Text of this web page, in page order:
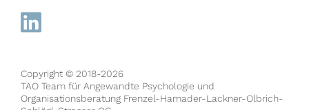
Copyright © 2018-2026
TAO Team für Angewandte Psychologie und
Organisationsberatung Frenzel-Hamader-Lackner-Olbrich-